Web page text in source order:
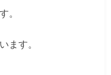
。
ます。